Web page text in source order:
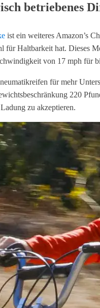
betriebenes
ist ein weiteres Amazon’s
für Haltbarkeit hat.
von 17 mph für
für mehr
220
zu akzeptieren.